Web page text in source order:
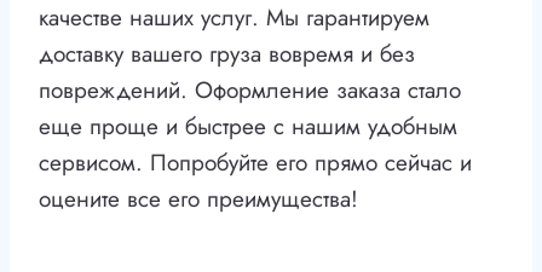
качестве наших услуг. Мы гарантируем
доставку вашего груза вовремя и без
повреждений. Оформление заказа стало
еще проще и быстрее с нашим удобным
сервисом. Попробуйте его прямо сейчас и
оцените все его преимущества!